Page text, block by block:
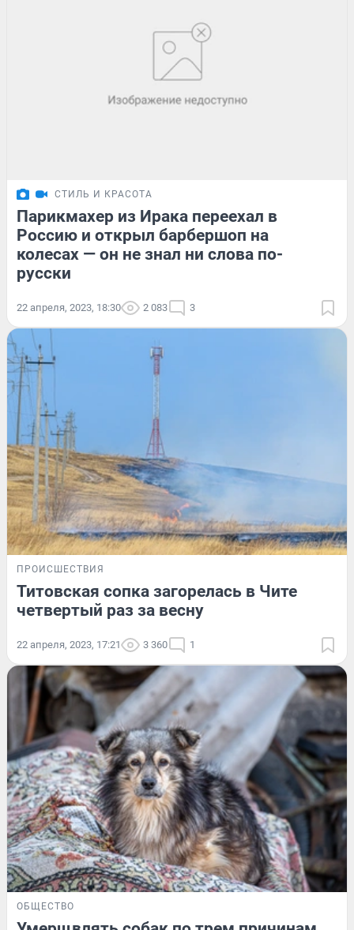
СТИЛЬ И КРАСОТА
Парикмахер из Ирака переехал в
Россию и открыл барбершоп на
колесах — он не знал ни слова по-
русски
22 апреля, 2023, 18:30 2 083 3
ПРОИСШЕСТВИЯ
Титовская сопка загорелась в Чите
четвертый раз за весну
22 апреля, 2023, 17:21 3 360 1
ОБЩЕСТВО